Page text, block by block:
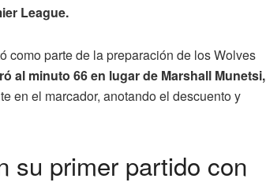
League.
como parte de la preparación de los Wolves
al minuto 66 en lugar de Marshall Munetsi,
en el marcador, anotando el descuento y
su primer partido con